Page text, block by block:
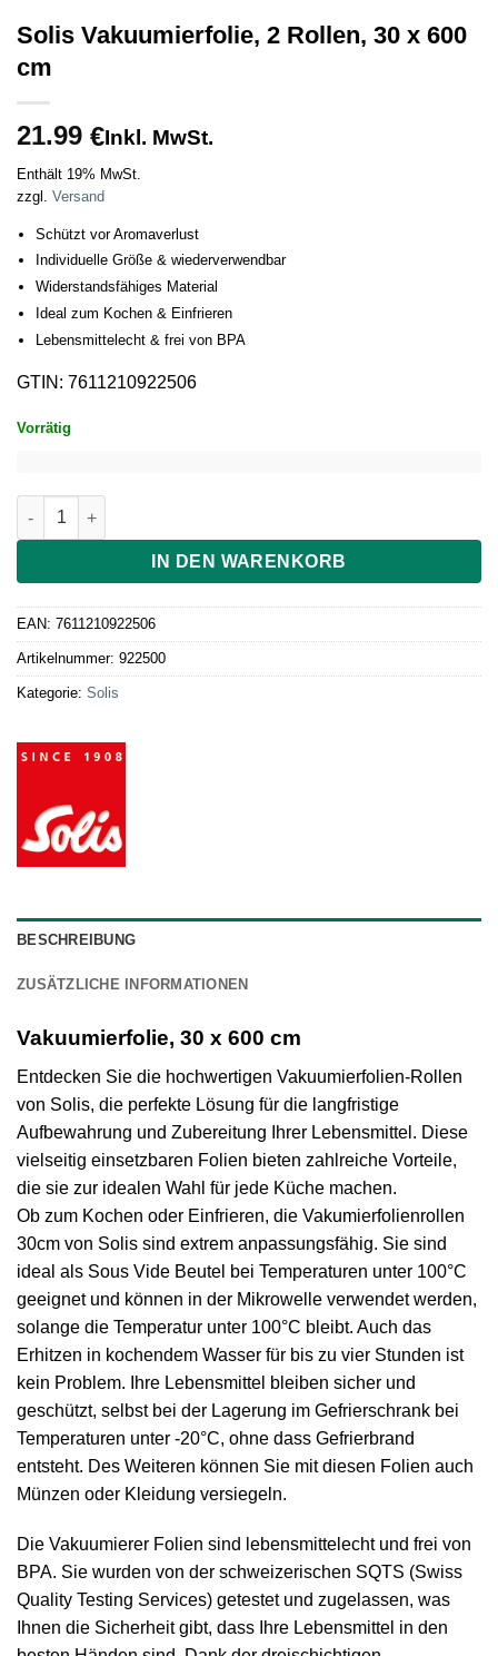
Solis Vakuumierfolie, 2 Rollen, 30 x 600
cm
21.99 €Inkl. MwSt.
Enthält 19% MwSt.
zzgl. Versand
Schützt vor Aromaverlust
Individuelle Größe & wiederverwendbar
Widerstandsfähiges Material
Ideal zum Kochen & Einfrieren
Lebensmittelecht & frei von BPA
GTIN: 7611210922506
Vorrätig
Solis Vakuumierfolie, 2 Rollen, 30 x 600 cm Menge
IN DEN WARENKORB
EAN: 7611210922506
Artikelnummer: 922500
Kategorie: Solis
BESCHREIBUNG
ZUSÄTZLICHE INFORMATIONEN
Vakuumierfolie, 30 x 600 cm
Entdecken Sie die hochwertigen Vakuumierfolien-Rollen
von Solis, die perfekte Lösung für die langfristige
Aufbewahrung und Zubereitung Ihrer Lebensmittel. Diese
vielseitig einsetzbaren Folien bieten zahlreiche Vorteile,
die sie zur idealen Wahl für jede Küche machen.
Ob zum Kochen oder Einfrieren, die Vakumierfolienrollen
30cm von Solis sind extrem anpassungsfähig. Sie sind
ideal als Sous Vide Beutel bei Temperaturen unter 100°C
geeignet und können in der Mikrowelle verwendet werden,
solange die Temperatur unter 100°C bleibt. Auch das
Erhitzen in kochendem Wasser für bis zu vier Stunden ist
kein Problem. Ihre Lebensmittel bleiben sicher und
geschützt, selbst bei der Lagerung im Gefrierschrank bei
Temperaturen unter -20°C, ohne dass Gefrierbrand
entsteht. Des Weiteren können Sie mit diesen Folien auch
Münzen oder Kleidung versiegeln.
Die Vakuumierer Folien sind lebensmittelecht und frei von
BPA. Sie wurden von der schweizerischen SQTS (Swiss
Quality Testing Services) getestet und zugelassen, was
Ihnen die Sicherheit gibt, dass Ihre Lebensmittel in den